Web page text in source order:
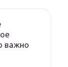
важно